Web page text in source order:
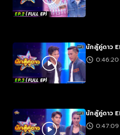
นักสู้คู่ดาว
นักสู้คู่ดาว